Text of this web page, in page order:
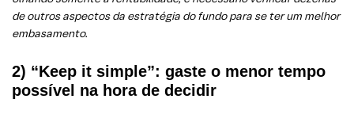
de outros aspectos da estratégia do fundo para se ter um melhor
embasamento.
2) “Keep it simple”: gaste o menor tempo
possível na hora de decidir